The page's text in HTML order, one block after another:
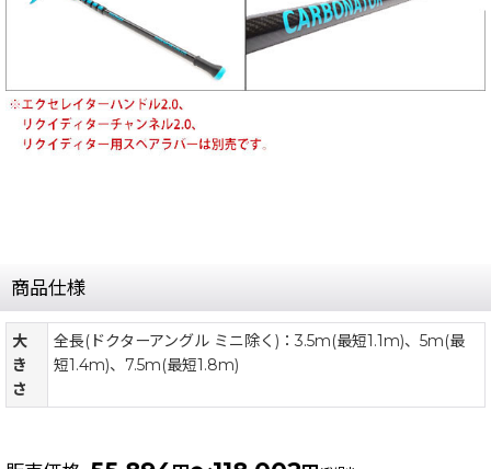
商品仕様
大
き
さ
全長(ドクターアングル ミニ除く)：3.5m(最短1.1m)、5m(最
短1.4m)、7.5m(最短1.8m)